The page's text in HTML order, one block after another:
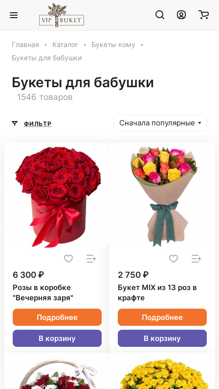
Главная Каталог
Букеты кому
Букеты для бабушки
Букеты для бабушки
1546 товаров
ФИЛЬТР Сначала популярные
6 300 ₽
Розы в коробке
"Вечерняя заря"
Подробнее
В корзину
2 750 ₽
Букет MIX из 13 роз в
крафте
Подробнее
В корзину